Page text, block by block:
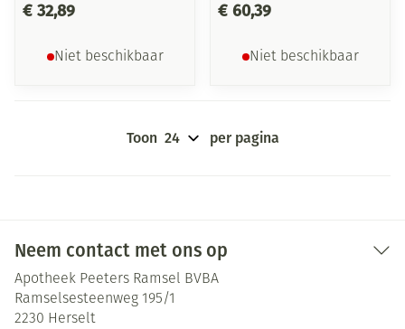
€ 32,89
Niet beschikbaar
€ 60,39
Niet beschikbaar
Toon per pagina
Neem contact met ons op
Apotheek Peeters Ramsel BVBA
Ramselsesteenweg 195/1
2230 Herselt